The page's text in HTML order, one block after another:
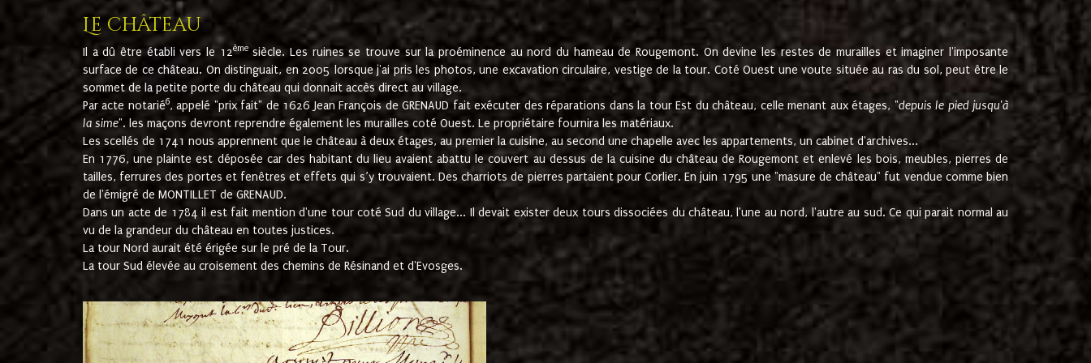
Le château
Il a dû être établi vers le 12èmesiècle. Les ruines se trouve sur la proéminence au nord du hameau de Rougemont. On devine les restes de murailles et imaginer l'imposante
surface de ce château. On distinguait, en 2005 lorsque j'ai pris les photos, une excavation circulaire, vestige de la tour. Coté Ouest une voute située au ras du sol, peut être le
sommet de la petite porte du château qui donnait accès direct au village.
Par acte notarié6, appelé "prix fait" de 1626 Jean François de GRENAUD fait exécuter des réparations dans la tour Est du château, celle menant aux étages, "depuis le pied jusqu'à
la sime". les maçons devront reprendre également les murailles coté Ouest. Le propriétaire fournira les matériaux.
Les scellés de 1741 nous apprennent que le château à deux étages, au premier la cuisine, au second une chapelle avec les appartements, un cabinet d'archives...
En 1776, une plainte est déposée car des habitant du lieu avaient abattu le couvert au dessus de la cuisine du château de Rougemont et enlevé les bois, meubles, pierres de
tailles, ferrures des portes et fenêtres et effets qui s’y trouvaient. Des charriots de pierres partaient pour Corlier. En juin 1795 une "masure de château" fut vendue comme bien
de l'émigré de MONTILLET de GRENAUD.
Dans un acte de 1784 il est fait mention d'une tour coté Sud du village... Il devait exister deux tours dissociées du château, l'une au nord, l'autre au sud. Ce qui parait normal au
vu de la grandeur du château en toutes justices.
La tour Nord aurait été érigée sur le pré de la Tour.
La tour Sud élevée au croisement des chemins de Résinand et d'Evosges.